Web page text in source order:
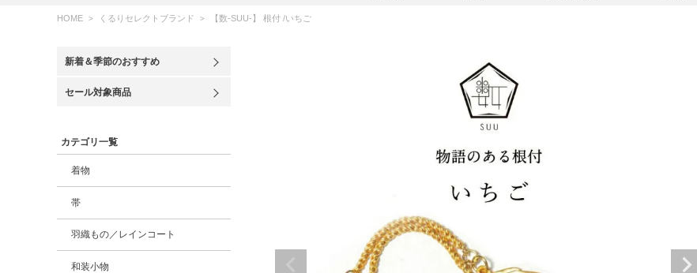
HOME くるりセレクトブランド 【数-SUU-】 根付 /いちご
新着＆季節のおすすめ
セール対象商品
カテゴリ一覧
着物
帯
羽織もの／レインコート
和装小物